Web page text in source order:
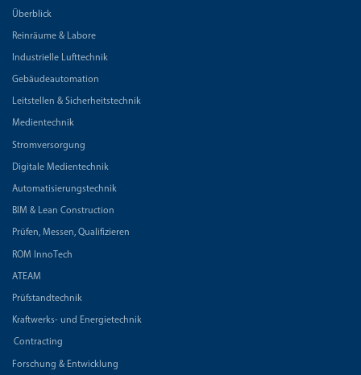
Überblick
Reinräume & Labore
Industrielle Lufttechnik
Gebäudeautomation
Leitstellen & Sicherheitstechnik
Medientechnik
Stromversorgung
Digitale Medientechnik
Automatisierungstechnik
BIM & Lean Construction
Prüfen, Messen, Qualifizieren
ROM InnoTech
ATEAM
Prüfstandtechnik
Kraftwerks- und Energietechnik
Contracting
Forschung & Entwicklung